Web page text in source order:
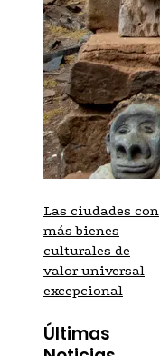
Las ciudades con
más bienes
culturales de
valor universal
excepcional
Últimas